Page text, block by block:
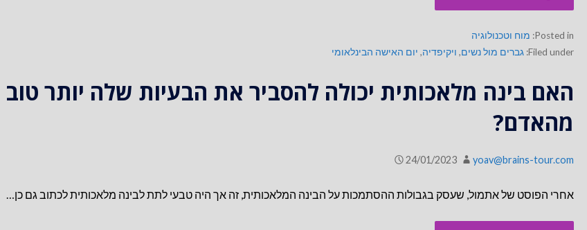
Posted in: מוח וטכנולוגיה
Filed under: גברים מול נשים, ויקיפדיה, יום האישה הבינלאומי
האם בינה מלאכותית יכולה להסביר את הבעיות שלה יותר טוב
מהאדם?
24/01/2023 yoav@brains-tour.com
אחרי הפוסט של אתמול, שעסק בגבולות ההסתמכות על הבינה המלאכותית, זה אך היה טבעי לתת לבינה מלאכותית לכתוב גם כן…